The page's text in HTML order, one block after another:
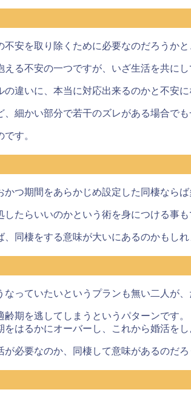
安を取り除くために必要なのだろうか
る不安の一つですが、いざ生活を共に
違いに、本当に対応出来るのかと不安に
細かい部分で若干のズレがある場合で
す。
つ期間をあらかじめ設定した同棲なら
たらいいのかという術を身につける事
同棲をする意味が大いにあるのかもしれ
っていたいというプランも無い二人が
齢期を逃してしまうというパターンです。
はるかにオーバーし、これから婚活を
必要なのか、同棲して意味があるのだ